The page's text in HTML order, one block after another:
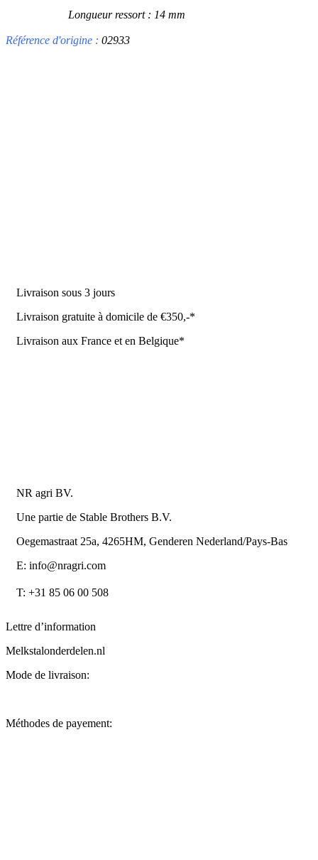
Longueur ressort : 14 mm
Référence d'origine : 02933
Livraison sous 3 jours
Livraison gratuite à domicile de €350,-*
Livraison aux France et en Belgique*
NR agri BV.
Une partie de Stable Brothers B.V.
Oegemastraat 25a, 4265HM, Genderen Nederland/Pays-Bas
E: info@nragri.com
T: +31 85 06 00 508
Lettre d’information
Melkstalonderdelen.nl
Mode de livraison:
Méthodes de payement: